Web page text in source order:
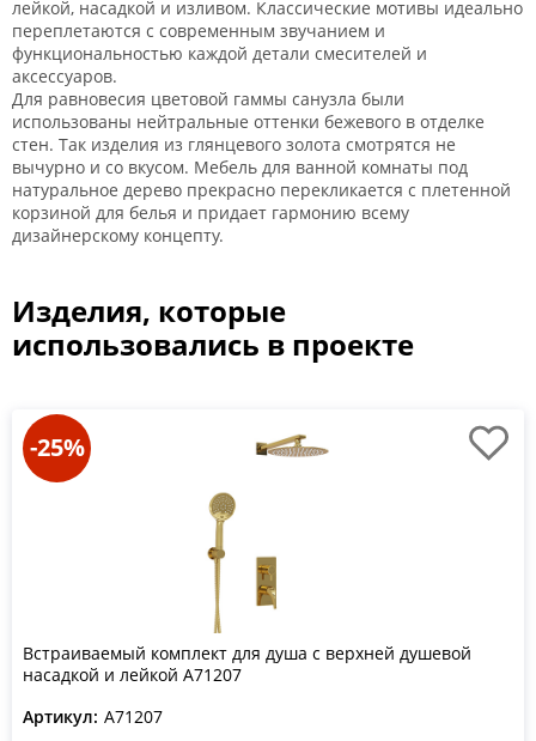
лейкой, насадкой и изливом. Классические мотивы идеально
переплетаются с современным звучанием и
функциональностью каждой детали смесителей и
аксессуаров.
Для равновесия цветовой гаммы санузла были
использованы нейтральные оттенки бежевого в отделке
стен. Так изделия из глянцевого золота смотрятся не
вычурно и со вкусом. Мебель для ванной комнаты под
натуральное дерево прекрасно перекликается с плетенной
корзиной для белья и придает гармонию всему
дизайнерскому концепту.
Изделия, которые
использовались в проекте
-25%
Встраиваемый комплект для душа с верхней душевой
насадкой и лейкой A71207
Артикул: A71207